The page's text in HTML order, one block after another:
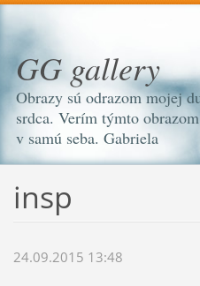
GG gallery
Obrazy sú odrazom mojej
srdca. Verím týmto
v samú seba. Gabriela
insp
24.09.2015 13:48